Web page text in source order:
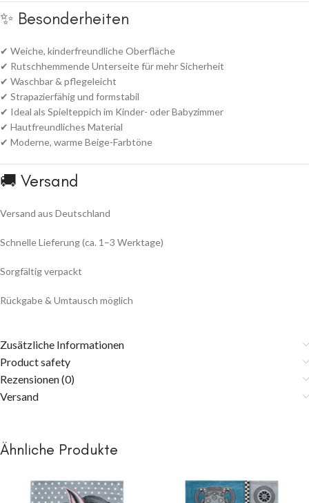
✨ Besonderheiten
✔ Weiche, kinderfreundliche Oberfläche
✔ Rutschhemmende Unterseite für mehr Sicherheit
✔ Waschbar & pflegeleicht
✔ Strapazierfähig und formstabil
✔ Ideal als Spielteppich im Kinder- oder Babyzimmer
✔ Hautfreundliches Material
✔ Moderne, warme Beige-Farbtöne
🚚 Versand
Versand aus Deutschland
Schnelle Lieferung (ca. 1–3 Werktage)
Sorgfältig verpackt
Rückgabe & Umtausch möglich
Zusätzliche Informationen
Product safety
Rezensionen (0)
Versand
Ähnliche Produkte